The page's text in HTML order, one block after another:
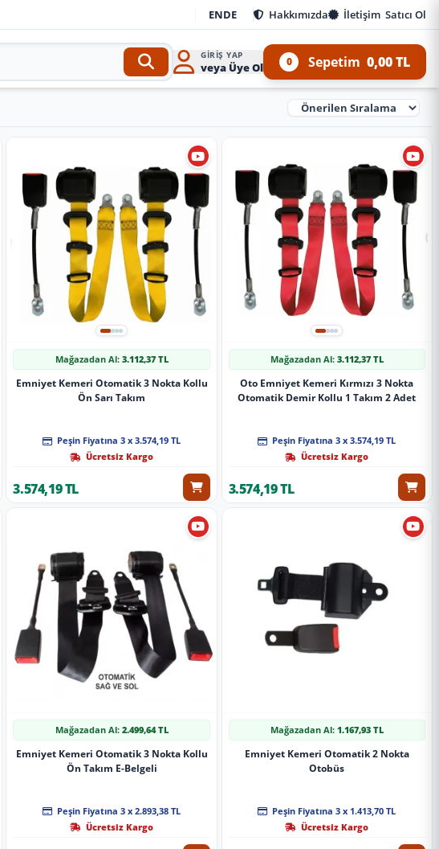
ve tuning
ENDE Hakkımızda İletişim Satıcı Ol
GIRIŞ YAP
veya Üye Ol 0 Sepetim 0,00 TL
Ürünleri Sırala
Mağazadan Al: 3.112,37 TL
Emniyet Kemeri Otomatik 3 Nokta Kollu
Ön Sarı Takım
Peşin Fiyatına 3 x 3.574,19 TL
Ücretsiz Kargo
3.574,19 TL
Mağazadan Al: 3.112,37 TL
Oto Emniyet Kemeri Kırmızı 3 Nokta
Otomatik Demir Kollu 1 Takım 2 Adet
Peşin Fiyatına 3 x 3.574,19 TL
Ücretsiz Kargo
3.574,19 TL
Mağazadan Al: 2.499,64 TL
Emniyet Kemeri Otomatik 3 Nokta Kollu
Ön Takım E-Belgeli
Peşin Fiyatına 3 x 2.893,38 TL
Ücretsiz Kargo
Mağazadan Al: 1.167,93 TL
Emniyet Kemeri Otomatik 2 Nokta
Otobüs
Peşin Fiyatına 3 x 1.413,70 TL
Ücretsiz Kargo